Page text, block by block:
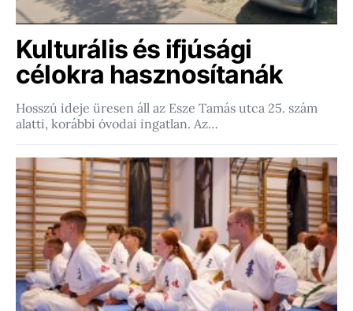
Kulturális és ifjúsági
célokra hasznosítanák
Hosszú ideje üresen áll az Esze Tamás utca 25. szám
alatti, korábbi óvodai ingatlan. Az…